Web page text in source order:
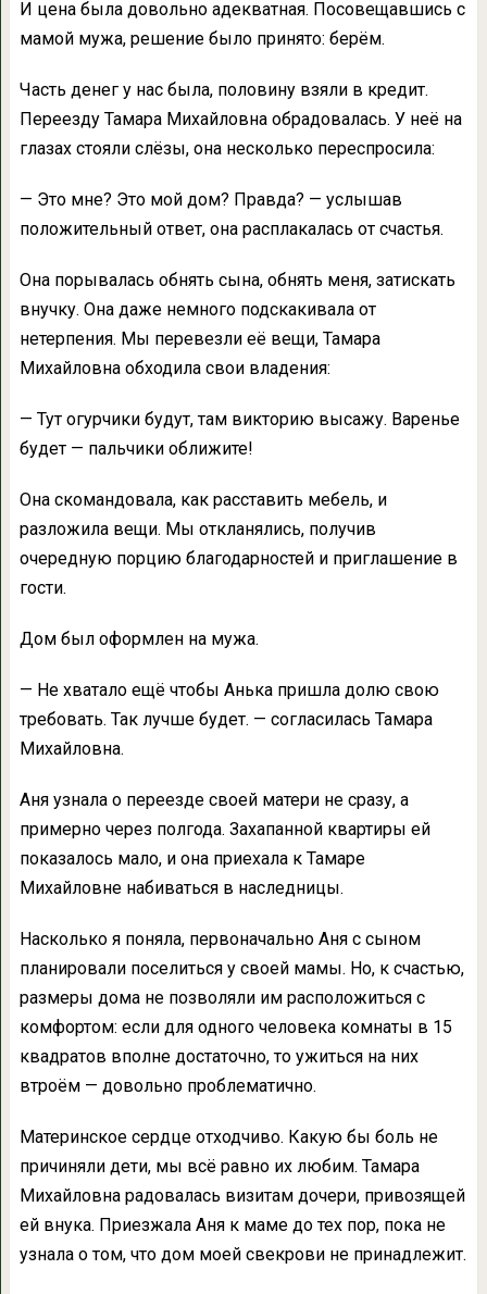
И цена была довольно адекватная. Посовещавшись с
мамой мужа, решение было принято: берём.
Часть денег у нас была, половину взяли в кредит.
Переезду Тамара Михайловна обрадовалась. У неё на
глазах стояли слёзы, она несколько переспросила:
— Это мне? Это мой дом? Правда? — услышав
положительный ответ, она расплакалась от счастья.
Она порывалась обнять сына, обнять меня, затискать
внучку. Она даже немного подскакивала от
нетерпения. Мы перевезли её вещи, Тамара
Михайловна обходила свои владения:
— Тут огурчики будут, там викторию высажу. Варенье
будет — пальчики оближите!
Она скомандовала, как расставить мебель, и
разложила вещи. Мы откланялись, получив
очередную порцию благодарностей и приглашение в
гости.
Дом был оформлен на мужа.
— Не хватало ещё чтобы Анька пришла долю свою
требовать. Так лучше будет. — согласилась Тамара
Михайловна.
Аня узнала о переезде своей матери не сразу, а
примерно через полгода. Захапанной квартиры ей
показалось мало, и она приехала к Тамаре
Михайловне набиваться в наследницы.
Насколько я поняла, первоначально Аня с сыном
планировали поселиться у своей мамы. Но, к счастью,
размеры дома не позволяли им расположиться с
комфортом: если для одного человека комнаты в 15
квадратов вполне достаточно, то ужиться на них
втроём — довольно проблематично.
Материнское сердце отходчиво. Какую бы боль не
причиняли дети, мы всё равно их любим. Тамара
Михайловна радовалась визитам дочери, привозящей
ей внука. Приезжала Аня к маме до тех пор, пока не
узнала о том, что дом моей свекрови не принадлежит.